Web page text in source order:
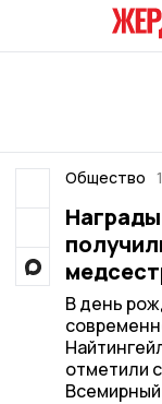
Общество
В день
отметили